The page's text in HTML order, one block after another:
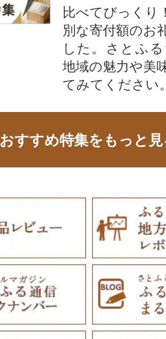
比べてびっくり
別な寄付額のお
した。さとふ
地域の魅力や美
てみてください
おすすめ特集をもっと